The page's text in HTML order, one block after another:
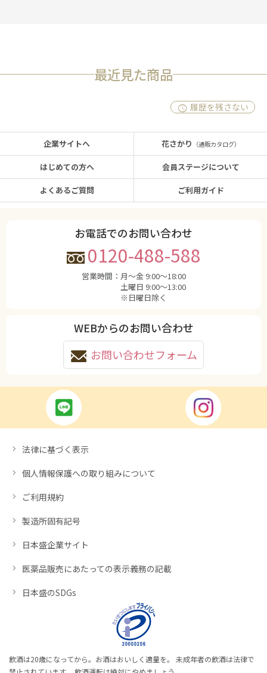
最近見た商品
履歴を残さない
企業サイトへ
はじめての方へ
よくあるご質問
花さかり （通販カタログ）
会員ステージについて
ご利用ガイド
お電話でのお問い合わせ
0120-488-588
営業時間： 月〜金 9:00〜18:00
土曜日 9:00〜13:00
※日曜日除く
WEBからのお問い合わせ
お問い合わせフォーム
法律に基づく表示
個人情報保護への取り組みについて
ご利用規約
製造所固有記号
日本盛企業サイト
医薬品販売にあたっての表示義務の記載
日本盛のSDGs
飲酒は20歳になってから。お酒はおいしく適量を。 未成年者の飲酒は法律で